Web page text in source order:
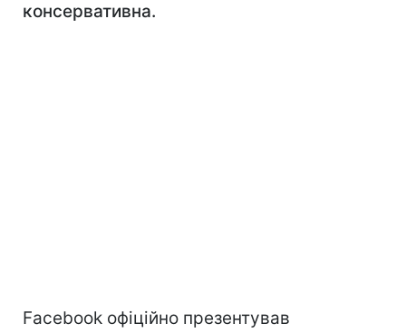
консервативна.
Facebook офіційно презентував